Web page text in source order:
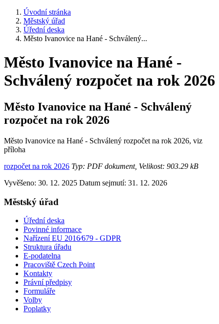
Úvodní stránka
Městský úřad
Úřední deska
Město Ivanovice na Hané - Schválený...
Město Ivanovice na Hané -
Schválený rozpočet na rok 2026
Město Ivanovice na Hané - Schválený
rozpočet na rok 2026
Město Ivanovice na Hané - Schválený rozpočet na rok 2026, viz
příloha
rozpočet na rok 2026 Typ: PDF dokument, Velikost: 903.29 kB
Vyvěšeno: 30. 12. 2025 Datum sejmutí: 31. 12. 2026
Městský úřad
Úřední deska
Povinné informace
Nařízení EU 2016⁄679 - GDPR
Struktura úřadu
E-podatelna
Pracoviště Czech Point
Kontakty
Právní předpisy
Formuláře
Volby
Poplatky